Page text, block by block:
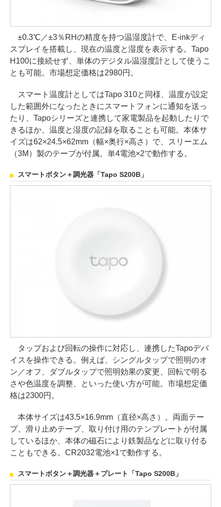
±0.3℃／±3％RHの精度を持つ温湿度計で、E-inkディ
スプレイを搭載し、現在の温度と湿度を表示する。Tapo
H100に接続せず、単体のデジタル温湿度計として使うこ
とも可能。市場想定価格は2980円。
スマート温度計としてはTapo 310と同様、温度が設定
した範囲外になったときにスマートフォンに通知を送っ
たり、Tapoシリーズと連携して家電製品を起動したりで
きるほか、温度と湿度の記録を取ることも可能。本体サ
イズは62×24.5×62mm（幅×奥行×高さ）で、スリーエム
（3M）製のテープが付属。単4電池×2で動作する。
スマートボタン＋調光器「Tapo S200B」
タップおよび回転の操作に対応し、連携したTapoデバ
イスを操作できる。例えば、シングルタップで照明のオ
ン／オフ、ダブルタップで照明効果の変更、回転で明る
さや色温度を調整、といった使い方が可能。市場想定価
格は2300円。
本体サイズは43.5×16.9mm（直径×高さ）。両面テー
プ、滑り止めテープ、取り付け用のテンプレートが付属
しているほか、本体の磁石により鉄製品などに取り付る
こともできる。CR2032電池×1で動作する。
スマートボタン＋調光器＋プレート「Tapo S200B」